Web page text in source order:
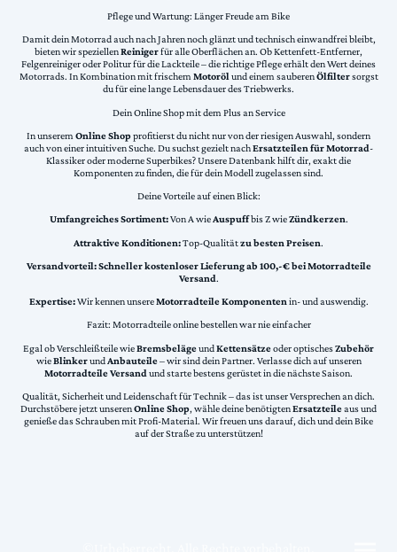
Pflege und Wartung: Länger Freude am Bike
Damit dein Motorrad auch nach Jahren noch glänzt und technisch einwandfrei bleibt,
bieten wir speziellenReinigerfür alle Oberflächen an. Ob Kettenfett-Entferner,
Felgenreiniger oder Politur für die Lackteile – die richtige Pflege erhält den Wert deines
Motorrads. In Kombination mit frischemMotorölund einem sauberenÖlfiltersorgst
du für eine lange Lebensdauer des Triebwerks.
Dein Online Shop mit dem Plus an Service
In unserem Online Shopprofitierst du nicht nur von der riesigen Auswahl, sondern
auch von einer intuitiven Suche. Du suchst gezielt nachErsatzteilen für Motorrad-
Klassiker oder moderne Superbikes? Unsere Datenbank hilft dir, exakt die
Komponenten zu finden, die für dein Modell zugelassen sind.
Deine Vorteile auf einen Blick:
Umfangreiches Sortiment:Von A wieAuspuffbis Z wieZündkerzen.
Attraktive Konditionen:Top-Qualitätzu besten Preisen.
Versandvorteil:Schneller kostenloser Lieferung ab 100,-€ bei Motorradteile
Versand.
Expertise:Wir kennen unsereMotorradteile Komponentenin- und auswendig.
Fazit: Motorradteile online bestellen war nie einfacher
Egal ob Verschleißteile wieBremsbelägeundKettensätzeoder optischesZubehör
wieBlinkerundAnbauteile– wir sind dein Partner. Verlasse dich auf unseren
Motorradteile Versand und starte bestens gerüstet in die nächste Saison.
Qualität, Sicherheit und Leidenschaft für Technik – das ist unser Versprechen an dich.
Durchstöbere jetzt unserenOnline Shop, wähle deine benötigtenErsatzteileaus und
genieße das Schrauben mit Profi-Material. Wir freuen uns darauf, dich und dein Bike
auf der Straße zu unterstützen!